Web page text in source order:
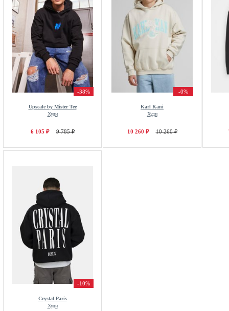
-38%
Upscale by Mister Tee
Худи
6 105 ₽ 9 785 ₽
-0%
Karl Kani
Худи
10 260 ₽ 10 260 ₽
-10%
Crystal Paris
Худи